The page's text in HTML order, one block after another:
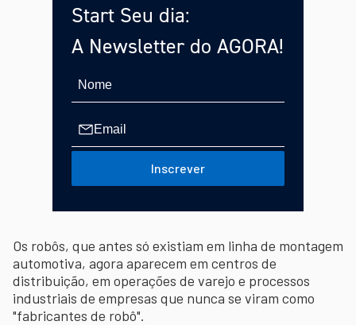
Start Seu dia:
A Newsletter do AGORA!
Inscrever
Os robôs, que antes só existiam em linha de montagem
automotiva, agora aparecem em centros de
distribuição, em operações de varejo e processos
industriais de empresas que nunca se viram como
"fabricantes de robô".